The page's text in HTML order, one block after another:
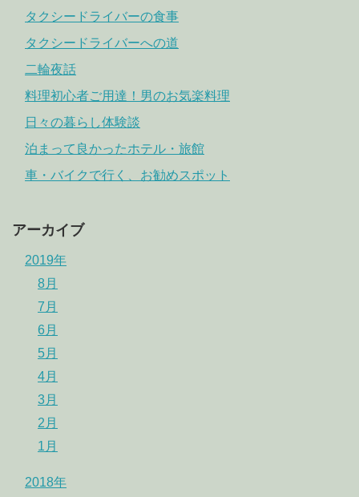
タクシードライバーの食事
タクシードライバーへの道
二輪夜話
料理初心者ご用達！男のお気楽料理
日々の暮らし体験談
泊まって良かったホテル・旅館
車・バイクで行く、お勧めスポット
アーカイブ
2019年
8月
7月
6月
5月
4月
3月
2月
1月
2018年